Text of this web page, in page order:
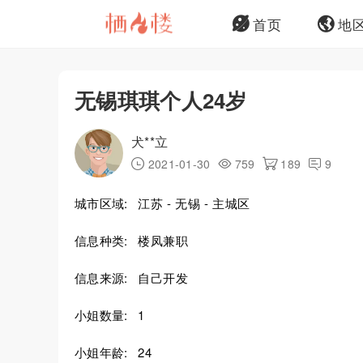
首页 地
无锡琪琪个人24岁
犬**立
2021-01-30 759 189 9
城市区域: 江苏 - 无锡 - 主城区
信息种类: 楼凤兼职
信息来源: 自己开发
小姐数量: 1
小姐年龄: 24